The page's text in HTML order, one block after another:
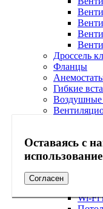
Оставаясь с
Согласен
Дроссель
Фланцы
Гибкие
Wi-Fi